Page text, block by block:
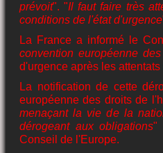
prévoit". "Il faut faire très
conditions de l'état d'urgence
La France a informé le
convention européenne
d'urgence après les attentats
La notification de cette
européenne des droits de
menaçant la vie de la
dérogeant aux obligations"
Conseil de l'Europe.